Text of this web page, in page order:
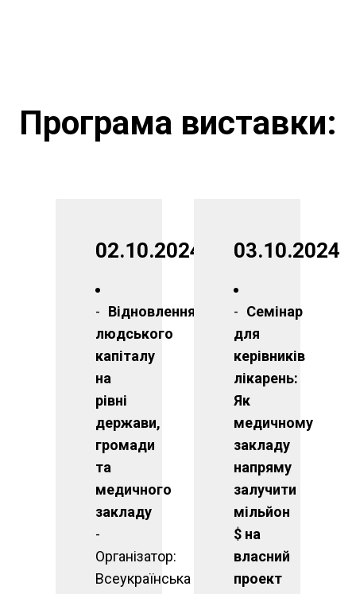
Програма виставки:
02.10.2024
Відновлення
людського
капіталу
на
рівні
держави,
громади
та
медичного
закладу
-
Організатор:
Всеукраїнська
03.10.2024
Семінар
для
керівників
лікарень:
Як
медичному
закладу
напряму
залучити
мільйон
$ на
власний
проект